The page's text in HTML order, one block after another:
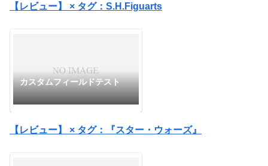
【レビュー】 × タグ：S.H.Figuarts
カスタムフィールドテスト
【レビュー】 × タグ：『スター・ウォーズ』